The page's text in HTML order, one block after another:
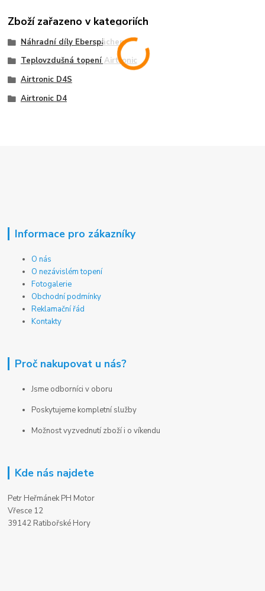
Zboží zařazeno v kategoriích
Náhradní díly Eberspächer
Teplovzdušná topení Airtronic
Airtronic D4S
Airtronic D4
Informace pro zákazníky
O nás
O nezávislém topení
Fotogalerie
Obchodní podmínky
Reklamační řád
Kontakty
Proč nakupovat u nás?
Jsme odborníci v oboru
Poskytujeme kompletní služby
Možnost vyzvednutí zboží i o víkendu
Kde nás najdete
Petr Heřmánek PH Motor
Vřesce 12
39142 Ratibořské Hory